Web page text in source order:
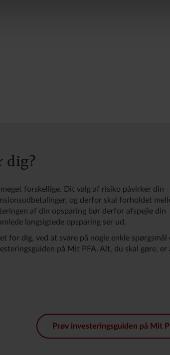
dig?
forskellige. Dit valg af risiko påvirker din
og derfor skal forholdet
af din opsparing bør derfor afspejle din
langsigtede opsparing ser ud.
for dig, ved at svare på nogle enkle spørgsmål
på Mit PFA. Alt, du skal gøre, er
Prøv investeringsguiden på Mit